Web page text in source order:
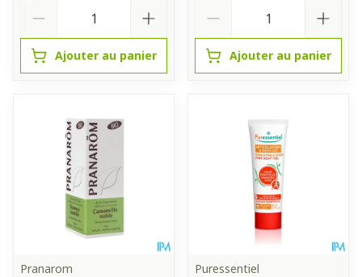
Ajouter au panier Ajouter au panier
Pranarom
Puressentiel